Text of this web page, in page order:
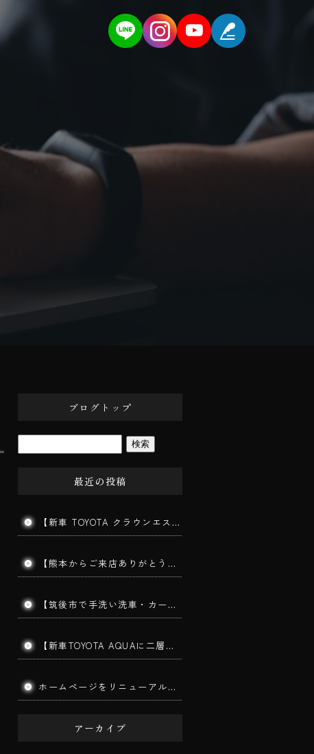
ブログトップ
最近の投稿
【新車 TOYOTA クラウンエステート施工】202ブラックの美しさを最大限に引き出す三層ガラスコーティング｜みやま市よりご来店
【熊本からご来店ありがとうございます】手洗い洗車で愛車をリフレッシュ！コーティングを長持ちさせる秘訣とは？｜筑後市 BigWorldDoor
【筑後市で手洗い洗車・カーコーティング】MITSUBISHI TRITON｜ダイヤモンドメークワイルドEX施工車の手洗い洗車を実施しました！
【新車TOYOTA AQUAに二層ガラスコーティング施工】筑後市で新車コーティングならBigWorldDoorへ｜美しさと耐久性を長期間キープ！
ホームページをリニューアルしました。
アーカイブ